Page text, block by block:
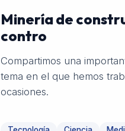
Minería de
contro
Compartimos una
tema en el que hemos
ocasiones.